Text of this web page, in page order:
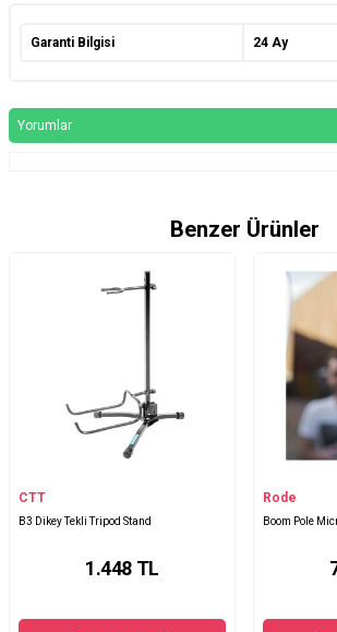
Garanti Bilgisi 24 Ay
Yorumlar
Benzer Ürünler
CTT
B3 Dikey Tekli Tripod Stand
1.448 TL
Rode
Boom Pole